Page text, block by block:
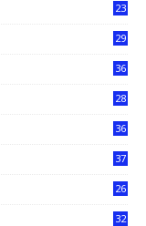
23
29
36
28
36
37
26
32